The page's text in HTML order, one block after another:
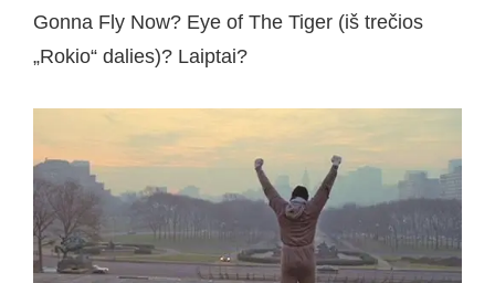
Gonna Fly Now? Eye of The Tiger (iš trečios
„Rokio“ dalies)? Laiptai?